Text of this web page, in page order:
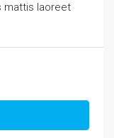
mattis laoreet